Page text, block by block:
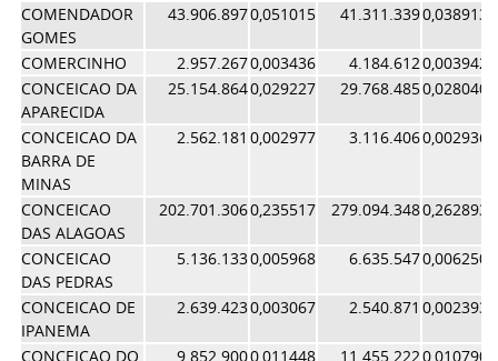
COMENDADOR
GOMES
43.906.8970,051015 41.311.3390,038913
COMERCINHO 2.957.2670,003436 4.184.6120,003942
CONCEICAO DA
APARECIDA
25.154.8640,029227 29.768.4850,028040
CONCEICAO DA
BARRA DE
MINAS
2.562.181 0,002977 3.116.4060,002936
CONCEICAO
DAS ALAGOAS
202.701.3060,235517 279.094.3480,262893
CONCEICAO
DAS PEDRAS
5.136.1330,005968 6.635.5470,006250
CONCEICAO DE
IPANEMA
2.639.4230,003067 2.540.871 0,002393
CONCEICAO DO
9.852.9000,011448 11.455.2220,010790